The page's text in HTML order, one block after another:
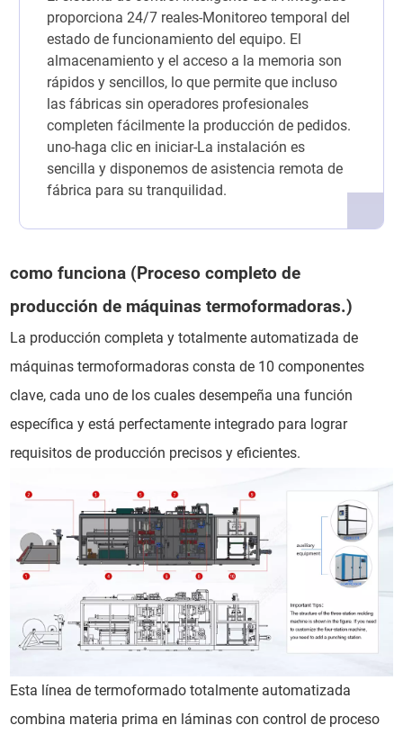
proporciona 24/7 reales-Monitoreo temporal del
estado de funcionamiento del equipo. El
almacenamiento y el acceso a la memoria son
rápidos y sencillos, lo que permite que incluso
las fábricas sin operadores profesionales
completen fácilmente la producción de pedidos.
uno-haga clic en iniciar-La instalación es
sencilla y disponemos de asistencia remota de
fábrica para su tranquilidad.
como funciona (Proceso completo de
producción de máquinas termoformadoras.)
La producción completa y totalmente automatizada de
máquinas termoformadoras consta de 10 componentes
clave, cada uno de los cuales desempeña una función
específica y está perfectamente integrado para lograr
requisitos de producción precisos y eficientes.
Esta línea de termoformado totalmente automatizada
combina materia prima en láminas con control de proceso